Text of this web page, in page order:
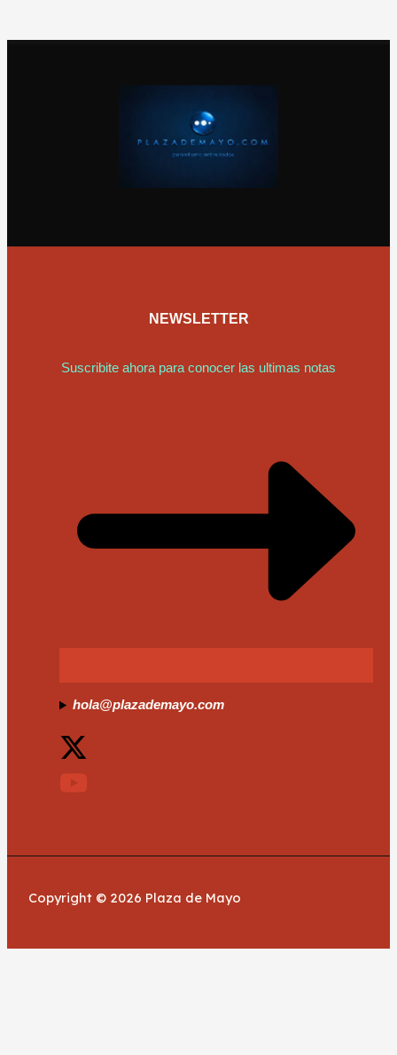
NEWSLETTER
Suscribite ahora para conocer las ultimas notas
hola@plazademayo.com
Copyright © 2026 Plaza de Mayo